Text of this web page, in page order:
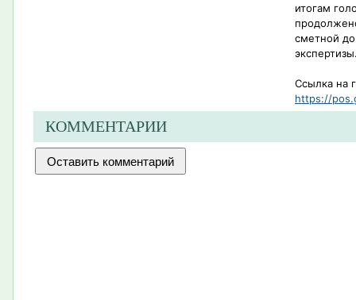
итогам
сметной
Ссылка на
https://
КОММЕНТАРИИ